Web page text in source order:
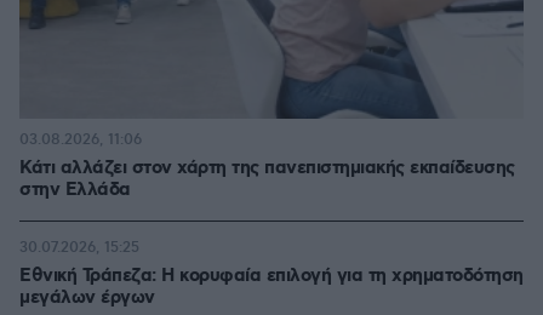
Κάτι αλλάζει στον χάρτη της πανεπιστημιακής εκπαίδευσης
στην Ελλάδα
03.08.2026, 11:06
Εθνική Τράπεζα: Η κορυφαία επιλογή για τη χρηματοδότηση
μεγάλων έργων
30.07.2026, 15:25